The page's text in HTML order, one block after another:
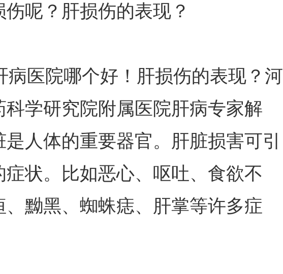
呢？肝损伤的表现？
医院哪个好！肝损伤的表现？河
科学研究院附属医院肝病专家解
人体的重要器官。肝脏损害可引
症状。比如恶心、呕吐、食欲不
、黝黑、蜘蛛痣、肝掌等许多症